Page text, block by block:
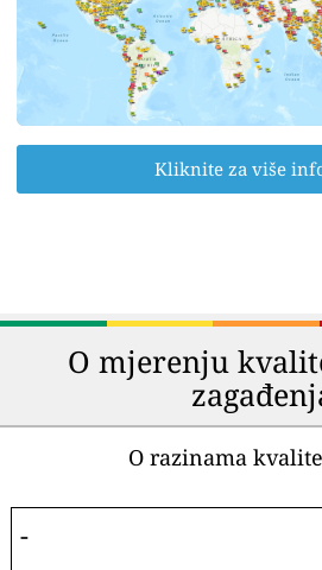
Kliknite za više
O mjerenju
O razinama
-